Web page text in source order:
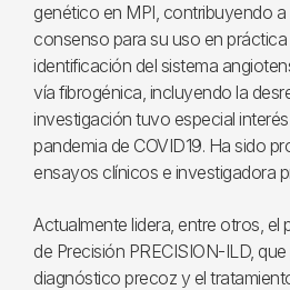
genético en MPI, contribuyendo
consenso para su uso en práctica
identificación del sistema
vía fibrogénica, incluyendo la
investigación tuvo especial
pandemia de COVID19. Ha sido
ensayos clínicos e investigadora
Actualmente lidera, entre otros,
de Precisión PRECISION-ILD,
diagnóstico precoz y el